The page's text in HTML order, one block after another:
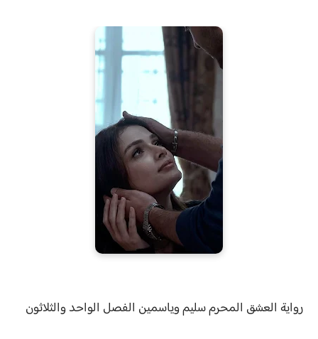
رواية العشق المحرم سليم وياسمين الفصل الواحد والثلاثون